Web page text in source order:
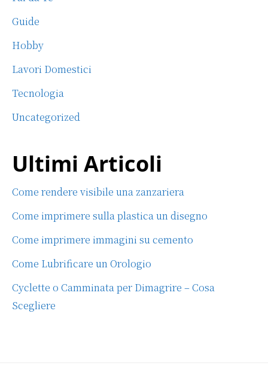
Guide
Hobby
Lavori Domestici
Tecnologia
Uncategorized
Ultimi Articoli
Come rendere visibile una zanzariera
Come imprimere sulla plastica un disegno
Come imprimere immagini su cemento
Come Lubrificare un Orologio
Cyclette o Camminata per Dimagrire – Cosa
Scegliere